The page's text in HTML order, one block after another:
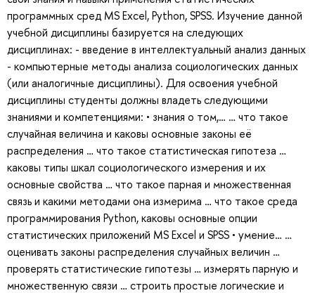
программных сред MS Excel, Python, SPSS. Изучение данной
учебной дисциплины базируется на следующих
дисциплинах: - введение в интеллектуальный анализ данных
- компьютерные методы анализа социологических данных
(или аналогичные дисциплины). Для освоения учебной
дисциплины студенты должны владеть следующими
знаниями и компетенциями: • знания о том,… … что такое
случайная величина и каковы основные законы её
распределения … что такое статистическая гипотеза …
каковы типы шкал социологического измерения и их
основные свойства … что такое парная и множественная
связь и какими методами она измерима … что такое среда
программирования Python, каковы основные опции
статистических приложений MS Excel и SPSS • умение… …
оценивать законы распределения случайных величин …
проверять статистические гипотезы … измерять парную и
множественную связи … строить простые логические и